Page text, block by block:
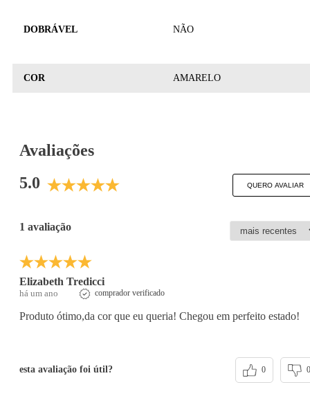
DOBRÁVEL NÃO
COR AMARELO
Avaliações
5.0
QUERO AVALIAR
1 avaliação
Elizabeth Tredicci
há um ano comprador verificado
Produto ótimo,da cor que eu queria! Chegou em perfeito estado!
esta avaliação foi útil? 0 0